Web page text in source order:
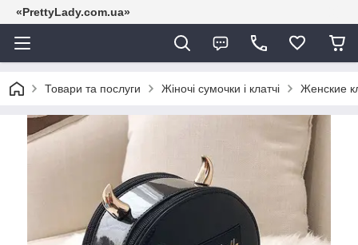
«PrettyLady.com.ua»
Товари та послуги Жіночі сумочки і клатчі Женские